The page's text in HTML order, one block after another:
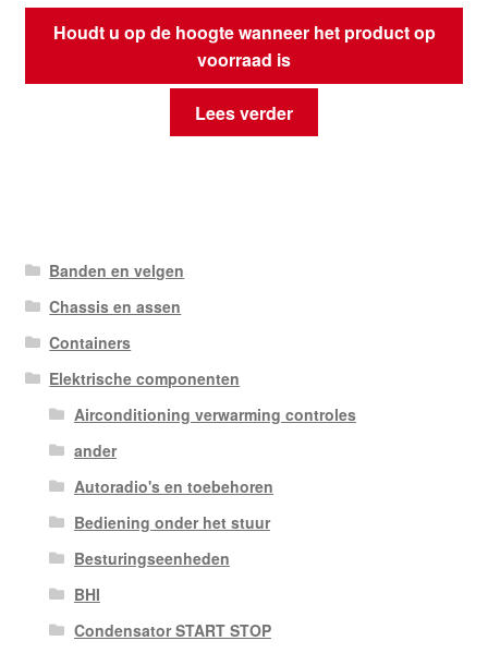
Houdt u op de hoogte wanneer het product op
voorraad is
Lees verder
Banden en velgen
Chassis en assen
Containers
Elektrische componenten
Airconditioning verwarming controles
ander
Autoradio's en toebehoren
Bediening onder het stuur
Besturingseenheden
BHI
Condensator START STOP